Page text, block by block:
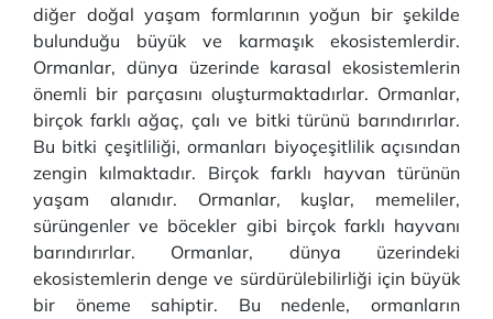
diğer doğal yaşam formlarının yoğun bir şekilde
bulunduğu büyük ve karmaşık ekosistemlerdir.
Ormanlar, dünya üzerinde karasal ekosistemlerin
önemli bir parçasını oluşturmaktadırlar. Ormanlar,
birçok farklı ağaç, çalı ve bitki türünü barındırırlar.
Bu bitki çeşitliliği, ormanları biyoçeşitlilik açısından
zengin kılmaktadır. Birçok farklı hayvan türünün
yaşam alanıdır. Ormanlar, kuşlar, memeliler,
sürüngenler ve böcekler gibi birçok farklı hayvanı
barındırırlar. Ormanlar, dünya üzerindeki
ekosistemlerin denge ve sürdürülebilirliği için büyük
bir öneme sahiptir. Bu nedenle, ormanların